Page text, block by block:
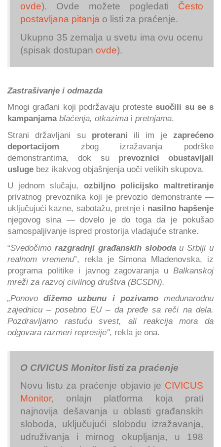
ovde). Ovde možete pogledati Često
postavljana pitanja o listi za praćenje.
Ukupno 35 zemalja u svetu ima ovu ocenu
(spisak dostupan ovde).
Zastrašivanje i odmazda
Mnogi građani koji podržavaju protestesuočili su se s
kampanjama blaćenja, otkazima i pretnjama.
Strani državljani su proterani ili im jezaprećeno
deportacijom zbog izražavanja podrške
demonstrantima, dok su prevoznici obustavljali
usluge bez ikakvog objašnjenja uoči velikih skupova.
U jednom slučaju, ozbiljno policijsko maltretiranje
privatnog prevoznika koji je prevozio demonstrante —
uključujući kazne, sabotažu, pretnje i nasilno hapšenje
njegovog sina — dovelo je do toga da je pokušao
samospaljivanje ispred prostorija vladajuće stranke.
“Svedočimo razgradnji građanskih slobodau Srbiji u
realnom vremenu”, rekla je Simona Mladenovska, iz
programa politike i javnog zagovaranja u Balkanskoj
mreži za razvoj civilnog društva (BCSDN).
„Ponovodižemo uzbunu i pozivamomeđunarodnu
zajednicu – posebno EU – da pređe sa reči na dela.
Pozdravljamo rastuću svest, ali reakcija mora da
odgovara razmeri represije", rekla je ona.
O CIVICUS Monitor listi za praćenje
Novu listu za praćenje objavio je CIVICUS
Monitor, onlajn platforma koja prati
najnovija dešavanja u oblasti građanskih
sloboda, uključujući slobodu izražavanja,
udruživanja i mirnog okupljanja, u 198